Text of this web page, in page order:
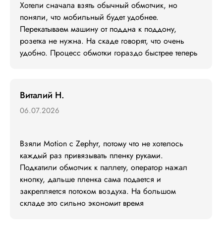
Хотели сначала взять обычный обмотчик, но
поняли, что мобильный будет удобнее.
Перекатываем машину от поддна к поддону,
розетка не нужна. На скаде говорят, что очень
удобно. Процесс обмотки гораздо быстрее теперь
Виталий Н.
06.07.2026
Взяли Motion с Zephyr, потому что не хотелось
каждый раз привязывать пленку руками.
Подкатили обмотчик к паллету, оператор нажал
кнопку, дальше пленка сама подается и
закрепляется потоком воздуха. На большом
складе это сильно экономит время